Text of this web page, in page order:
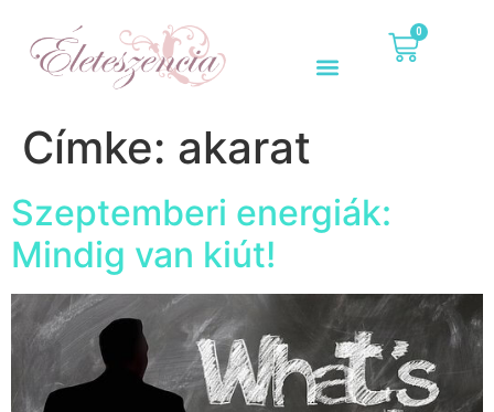
0
Címke: akarat
Szeptemberi energiák:
Mindig van kiút!